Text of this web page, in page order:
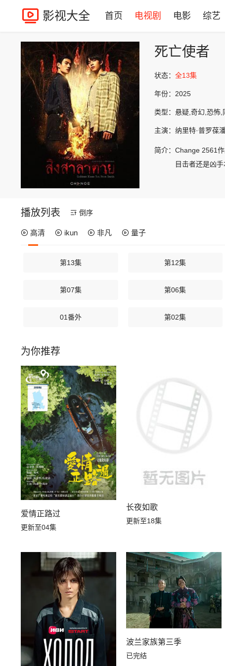
影视大全 首页 电视剧 电影 综艺
死亡使者
状态： 全13集
年份： 2025
类型： 悬疑,奇幻,恐怖,
主演： 纳里特·普罗葆
简介： Change 2561
目击者还是凶
播放列表 倒序
高清 ikun 非凡 量子
第13集 第12集
第07集 第06集
01番外 第02集
为你推荐
爱情正路过
更新至04集
长夜如歌
更新至18集
波兰家族第三季
已完结